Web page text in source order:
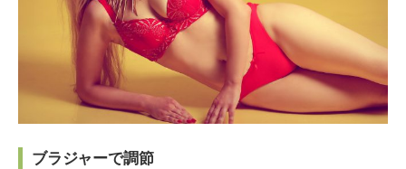
ブラジャーで調節